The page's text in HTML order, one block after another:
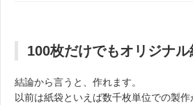
100枚だけでもオリジナル
結論から言うと、作れます。
以前は紙袋といえば数千枚単位での製